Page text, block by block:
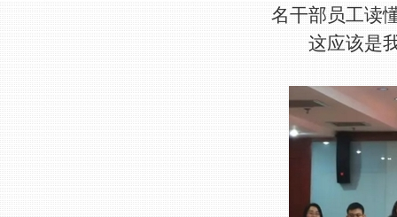
名干部员工读
这应该是我